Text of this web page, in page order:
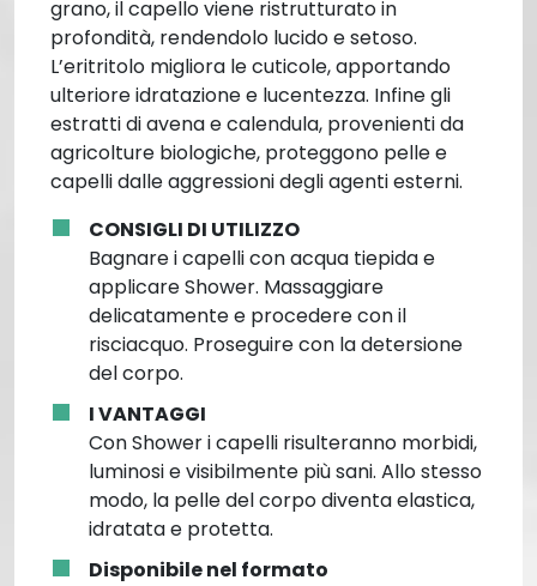
grano, il capello viene ristrutturato in
profondità, rendendolo lucido e setoso.
L’eritritolo migliora le cuticole, apportando
ulteriore idratazione e lucentezza. Infine gli
estratti di avena e calendula, provenienti da
agricolture biologiche, proteggono pelle e
capelli dalle aggressioni degli agenti esterni.
CONSIGLI DI UTILIZZO
Bagnare i capelli con acqua tiepida e
applicare Shower. Massaggiare
delicatamente e procedere con il
risciacquo. Proseguire con la detersione
del corpo.
I VANTAGGI
Con Shower i capelli risulteranno morbidi,
luminosi e visibilmente più sani. Allo stesso
modo, la pelle del corpo diventa elastica,
idratata e protetta.
Disponibile nel formato